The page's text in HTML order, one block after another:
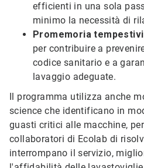
efficienti in una sola
minimo la necessità di
Promemoria
per contribuire a
codice sanitario e a
lavaggio adeguate.
Il programma utilizza anche
science che identificano in
guasti critici alle macchine,
collaboratori di Ecolab di
interrompano il servizio,